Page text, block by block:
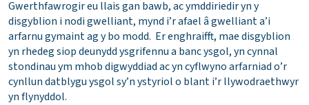
Gwerthfawrogir eu llais gan bawb, ac ymddiriedir yn y
disgyblion i nodi gwelliant, mynd i’r afael â gwelliant a’i
arfarnu gymaint ag y bo modd. Er enghraifft, mae disgyblion
yn rhedeg siop deunydd ysgrifennu a banc ysgol, yn cynnal
stondinau ym mhob digwyddiad ac yn cyflwyno arfarniad o’r
cynllun datblygu ysgol sy’n ystyriol o blant i’r llywodraethwyr
yn flynyddol.